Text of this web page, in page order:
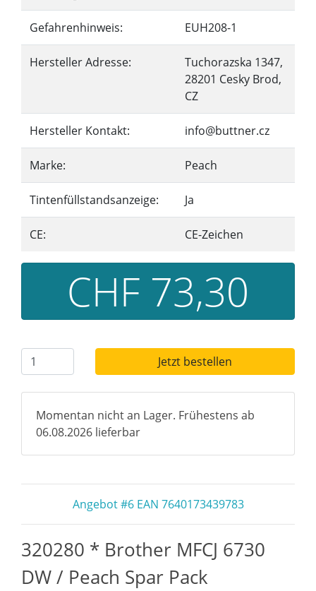
Gefahrenhinweis: EUH208-1
Hersteller Adresse:
Tuchorazska 1347,
28201 Cesky Brod,
CZ
Hersteller Kontakt: info@buttner.cz
Marke: Peach
Tintenfüllstandsanzeige: Ja
CE: CE-Zeichen
CHF 73,30
Jetzt bestellen
Momentan nicht an Lager. Frühestens ab
06.08.2026 lieferbar
Angebot #6 EAN 7640173439783
320280 * Brother MFCJ 6730
DW / Peach Spar Pack